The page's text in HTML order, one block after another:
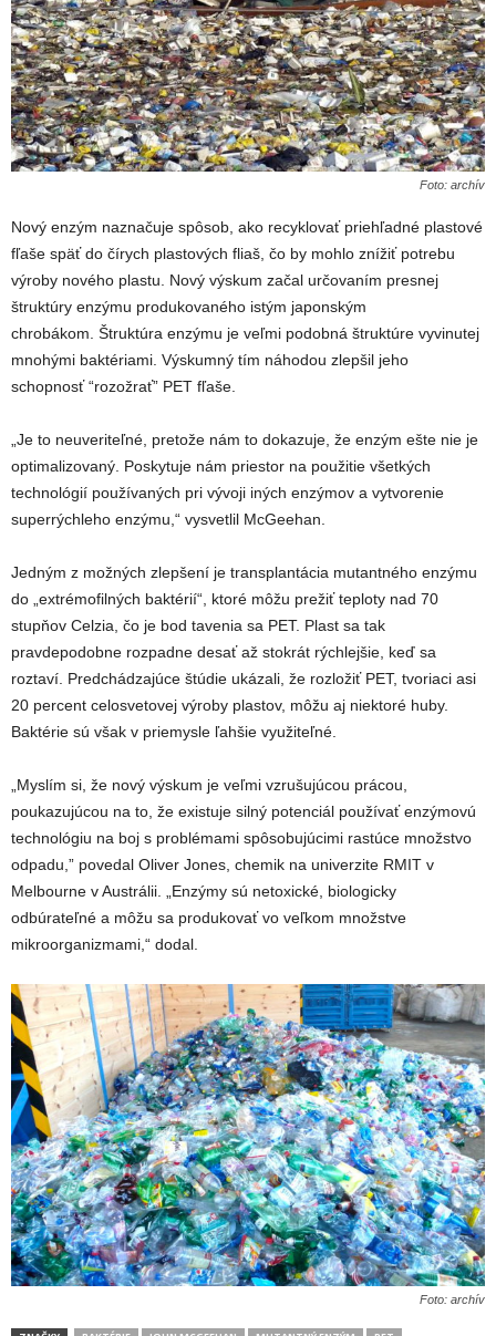
Foto: archív
Nový enzým naznačuje spôsob, ako recyklovať priehľadné plastové
fľaše späť do čírych plastových fliaš, čo by mohlo znížiť potrebu
výroby nového plastu. Nový výskum začal určovaním presnej
štruktúry enzýmu produkovaného istým japonským
chrobákom. Štruktúra enzýmu je veľmi podobná štruktúre vyvinutej
mnohými baktériami. Výskumný tím náhodou zlepšil jeho
schopnosť “rozožrať” PET fľaše.
„Je to neuveriteľné, pretože nám to dokazuje, že enzým ešte nie je
optimalizovaný. Poskytuje nám priestor na použitie všetkých
technológií používaných pri vývoji iných enzýmov a vytvorenie
superrýchleho enzýmu,“ vysvetlil McGeehan.
Jedným z možných zlepšení je transplantácia mutantného enzýmu
do „extrémofilných baktérií“, ktoré môžu prežiť teploty nad 70
stupňov Celzia, čo je bod tavenia sa PET. Plast sa tak
pravdepodobne rozpadne desať až stokrát rýchlejšie, keď sa
roztaví. Predchádzajúce štúdie ukázali, že rozložiť PET, tvoriaci asi
20 percent celosvetovej výroby plastov, môžu aj niektoré huby.
Baktérie sú však v priemysle ľahšie využiteľné.
„Myslím si, že nový výskum je veľmi vzrušujúcou prácou,
poukazujúcou na to, že existuje silný potenciál používať enzýmovú
technológiu na boj s problémami spôsobujúcimi rastúce množstvo
odpadu,” povedal Oliver Jones, chemik na univerzite RMIT v
Melbourne v Austrálii. „Enzýmy sú netoxické, biologicky
odbúrateľné a môžu sa produkovať vo veľkom množstve
mikroorganizmami,“ dodal.
Foto: archív